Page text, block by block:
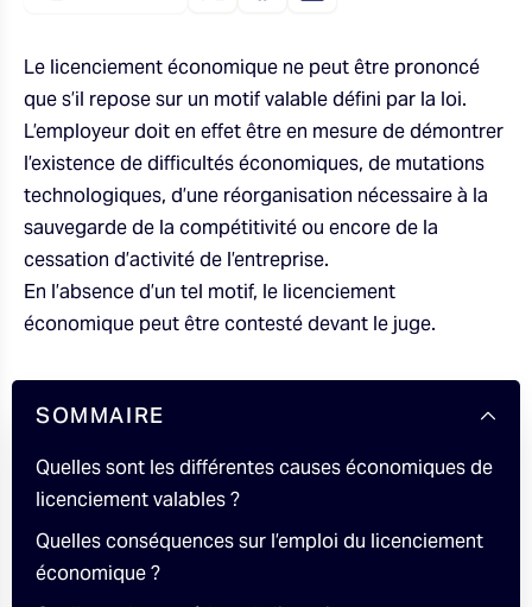
Le licenciement économique ne peut être prononcé
que s’il repose sur un motif valable défini par la loi.
L’employeur doit en effet être en mesure de démontrer
l’existence de difficultés économiques, de mutations
technologiques, d’une réorganisation nécessaire à la
sauvegarde de la compétitivité ou encore de la
cessation d’activité de l’entreprise.
En l’absence d’un tel motif, le licenciement
économique peut être contesté devant le juge.
SOMMAIRE
Quelles sont les différentes causes économiques de
licenciement valables ?
Quelles conséquences sur l’emploi du licenciement
économique ?